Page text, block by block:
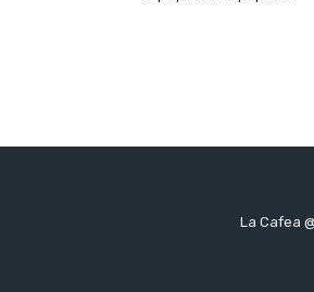
La Cafea